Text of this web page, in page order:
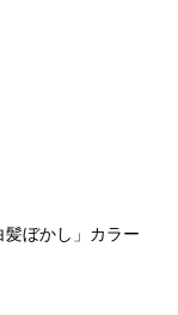
髪ぼかし」カラー